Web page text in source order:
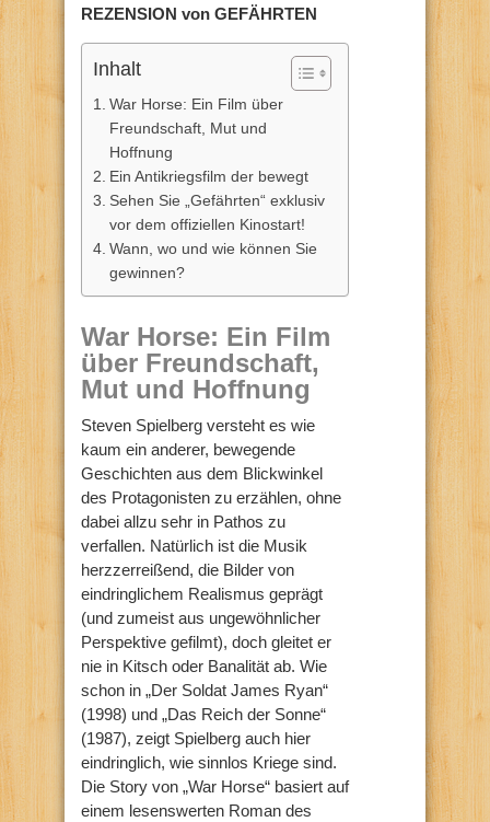
REZENSION von GEFÄHRTEN
Inhalt
War Horse: Ein Film über
Freundschaft, Mut und
Hoffnung
Ein Antikriegsfilm der bewegt
Sehen Sie „Gefährten“ exklusiv
vor dem offiziellen Kinostart!
Wann, wo und wie können Sie
gewinnen?
War Horse: Ein Film
über Freundschaft,
Mut und Hoffnung
Steven Spielberg versteht es wie
kaum ein anderer, bewegende
Geschichten aus dem Blickwinkel
des Protagonisten zu erzählen, ohne
dabei allzu sehr in Pathos zu
verfallen. Natürlich ist die Musik
herzzerreißend, die Bilder von
eindringlichem Realismus geprägt
(und zumeist aus ungewöhnlicher
Perspektive gefilmt), doch gleitet er
nie in Kitsch oder Banalität ab. Wie
schon in „Der Soldat James Ryan“
(1998) und „Das Reich der Sonne“
(1987), zeigt Spielberg auch hier
eindringlich, wie sinnlos Kriege sind.
Die Story von „War Horse“ basiert auf
einem lesenswerten Roman des